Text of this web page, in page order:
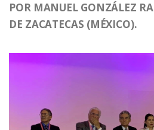
POR MANUEL GONZÁLEZ
DE ZACATECAS (MÉXICO).